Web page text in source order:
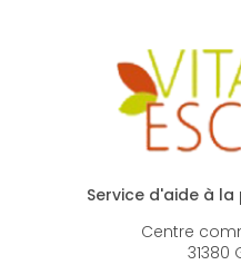
Service d'aide à
Centre
31380